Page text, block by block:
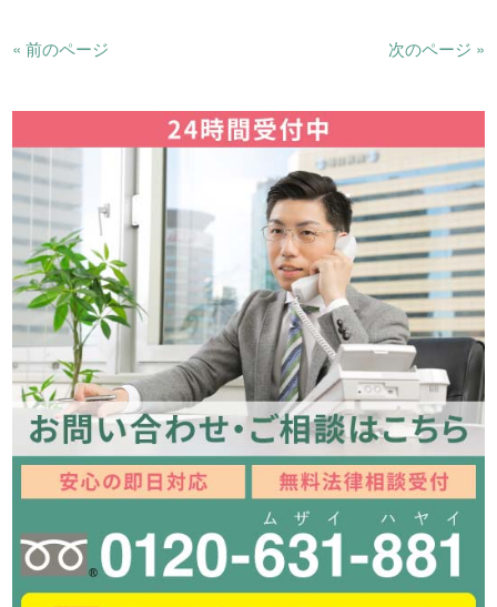
« 前のページ 次のページ »